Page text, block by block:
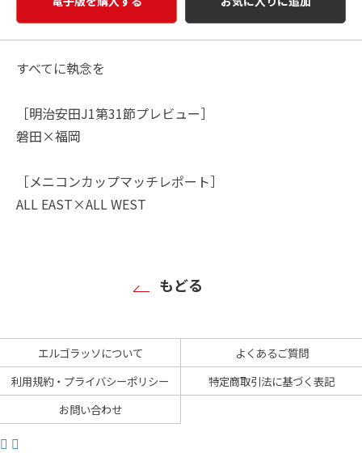
すべてに執念を
［明治安田J1第31節プレビュー］
磐田×福岡
［メニコンカップマッチレポート］
ALL EAST×ALL WEST
もどる
エルゴラッソについて
よくあるご質問
利用規約・プライバシーポリシー
特定商取引法に基づく表記
お問い合わせ